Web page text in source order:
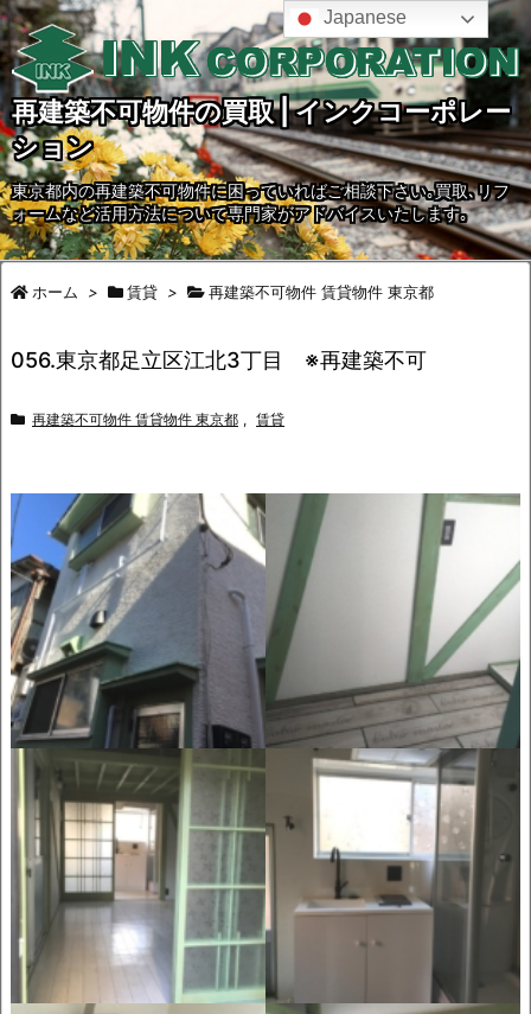
再建築不可物件の買取 | インクコーポレー
ション
東京都内の再建築不可物件に困っていればご相談下さい｡買取､リフ
ォームなど活用方法について専門家がアドバイスいたします｡
ホーム > 賃貸 > 再建築不可物件 賃貸物件 東京都
056.東京都足立区江北3丁目 ※再建築不可
再建築不可物件 賃貸物件 東京都 , 賃貸
Japanese